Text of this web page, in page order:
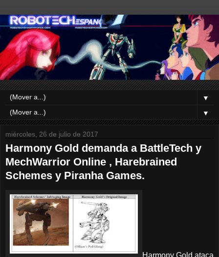
▼
▼
miércoles, 26 de julio de 2017
Harmony Gold demanda a BattleTech y
MechWarrior Online , Harebrained
Schemes y Piranha Games.
Harmony Gold ataca